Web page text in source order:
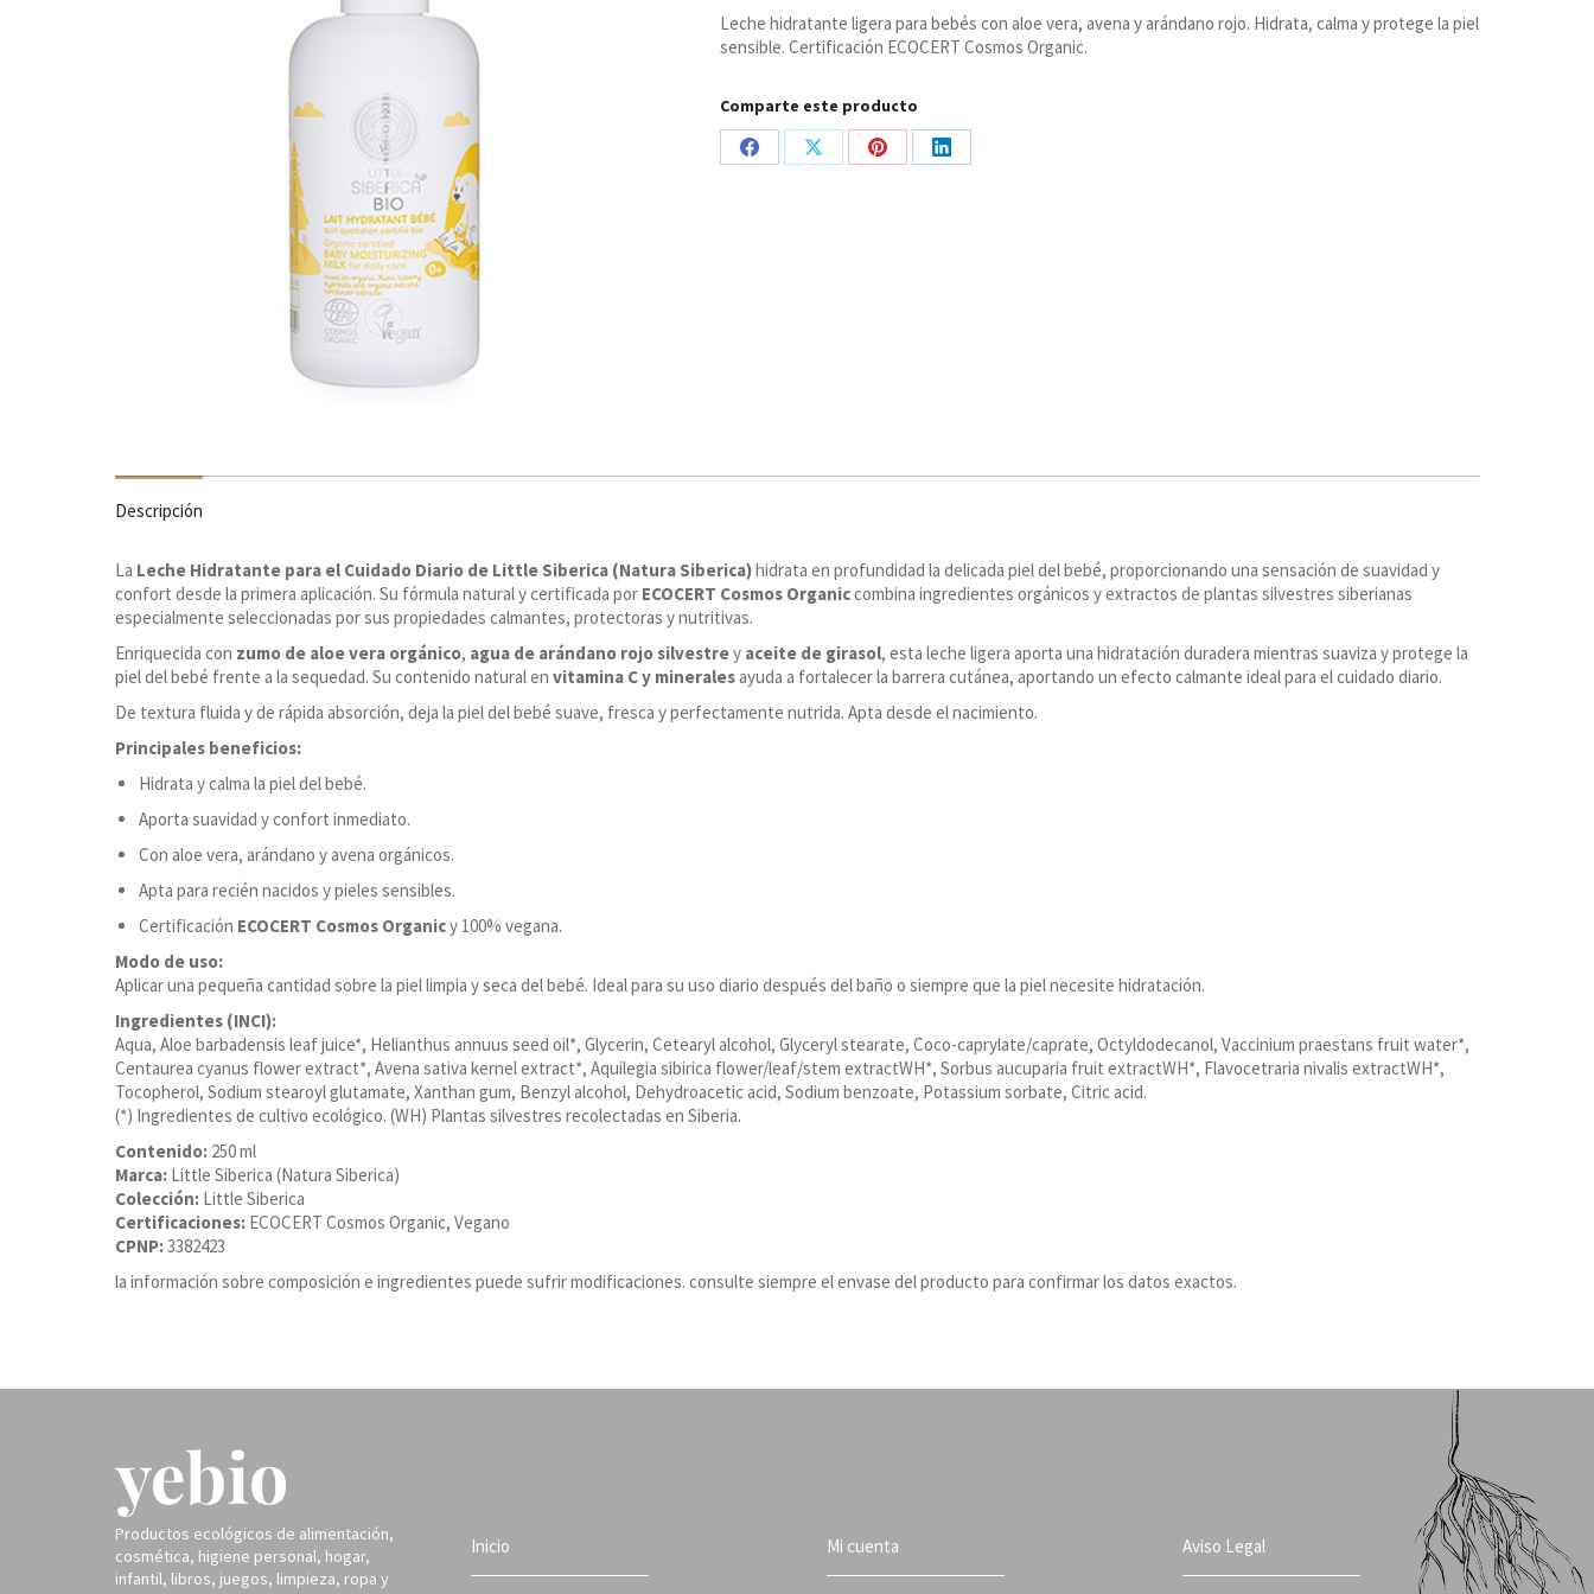
Cuidado
Diario,
Siberica
cantidad
Leche hidratante ligera para bebés con aloe vera, avena y arándano rojo. Hidrata, calma y protege la piel
sensible. Certificación ECOCERT Cosmos Organic.
Comparte este producto
Share
Share
Share
Share
Descripción
La Leche Hidratante para el Cuidado Diario de Little Siberica (Natura Siberica)hidrata en profundidad la delicada piel del bebé, proporcionando una sensación de suavidad y
confort desde la primera aplicación. Su fórmula natural y certificada por ECOCERT Cosmos Organiccombina ingredientes orgánicos y extractos de plantas silvestres siberianas
especialmente seleccionadas por sus propiedades calmantes, protectoras y nutritivas.
Enriquecida con zumo de aloe vera orgánico, agua de arándano rojo silvestrey aceite de girasol, esta leche ligera aporta una hidratación duradera mientras suaviza y protege la
piel del bebé frente a la sequedad. Su contenido natural en vitamina C y minerales ayuda a fortalecer la barrera cutánea, aportando un efecto calmante ideal para el cuidado diario.
De textura fluida y de rápida absorción, deja la piel del bebé suave, fresca y perfectamente nutrida. Apta desde el nacimiento.
Principales beneficios:
Hidrata y calma la piel del bebé.
Aporta suavidad y confort inmediato.
Con aloe vera, arándano y avena orgánicos.
Apta para recién nacidos y pieles sensibles.
Certificación ECOCERT Cosmos Organicy 100% vegana.
Modo de uso:
Aplicar una pequeña cantidad sobre la piel limpia y seca del bebé. Ideal para su uso diario después del baño o siempre que la piel necesite hidratación.
Ingredientes (INCI):
Aqua, Aloe barbadensis leaf juice*, Helianthus annuus seed oil*, Glycerin, Cetearyl alcohol, Glyceryl stearate, Coco-caprylate/caprate, Octyldodecanol, Vaccinium praestans fruit water*,
Centaurea cyanus flower extract*, Avena sativa kernel extract*, Aquilegia sibirica flower/leaf/stem extractWH*, Sorbus aucuparia fruit extractWH*, Flavocetraria nivalis extractWH*,
Tocopherol, Sodium stearoyl glutamate, Xanthan gum, Benzyl alcohol, Dehydroacetic acid, Sodium benzoate, Potassium sorbate, Citric acid.
(*) Ingredientes de cultivo ecológico. (WH) Plantas silvestres recolectadas en Siberia.
Contenido: 250 ml
Marca: Little Siberica (Natura Siberica)
Colección: Little Siberica
Certificaciones: ECOCERT Cosmos Organic, Vegano
CPNP:3382423
la información sobre composición e ingredientes puede sufrir modificaciones. consulte siempre el envase del producto para confirmar los datos exactos.
Productos ecológicos de alimentación,
cosmética, higiene personal, hogar,
infantil, libros, juegos, limpieza, ropa y
Inicio Mi cuenta Aviso Legal